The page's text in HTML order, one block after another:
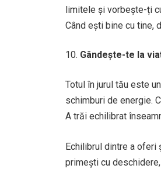
limitele și vorbește-ți
Când ești bine cu tine,
Gândește-te la
Totul în jurul tău este
schimburi de energie.
A trăi echilibrat
Echilibrul dintre a oferi
primești cu